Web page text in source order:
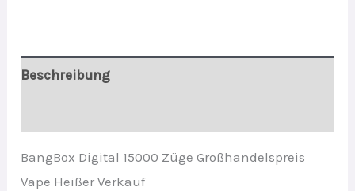
Beschreibung
BangBox Digital 15000 Züge Großhandelspreis
Vape Heißer Verkauf